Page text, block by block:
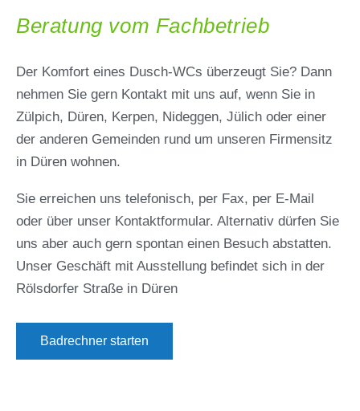
Beratung vom Fachbetrieb
Der Komfort eines Dusch-WCs überzeugt Sie? Dann
nehmen Sie gern Kontakt mit uns auf, wenn Sie in
Zülpich, Düren, Kerpen, Nideggen, Jülich oder einer
der anderen Gemeinden rund um unseren Firmensitz
in Düren wohnen.
Sie erreichen uns telefonisch, per Fax, per E-Mail
oder über unser Kontaktformular. Alternativ dürfen Sie
uns aber auch gern spontan einen Besuch abstatten.
Unser Geschäft mit Ausstellung befindet sich in der
Rölsdorfer Straße in Düren
Badrechner starten